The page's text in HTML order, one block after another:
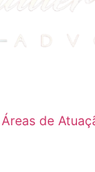
Áreas de